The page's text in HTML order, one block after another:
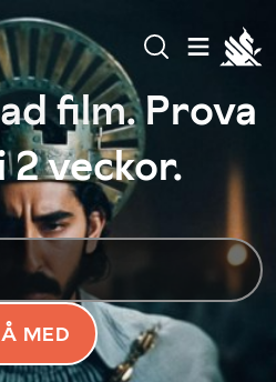
film. Prova
veckor.
MED